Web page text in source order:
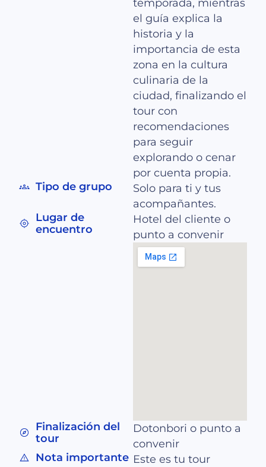
temporada, mientras
el guía explica la
historia y la
importancia de esta
zona en la cultura
culinaria de la
ciudad, finalizando el
tour con
recomendaciones
para seguir
explorando o cenar
por cuenta propia.
Tipo de grupo
Solo para ti y tus
acompañantes.
Lugar de
encuentro
Hotel del cliente o
punto a convenir
Finalización del
tour
Dotonbori o punto a
convenir
Nota importante Este es tu tour